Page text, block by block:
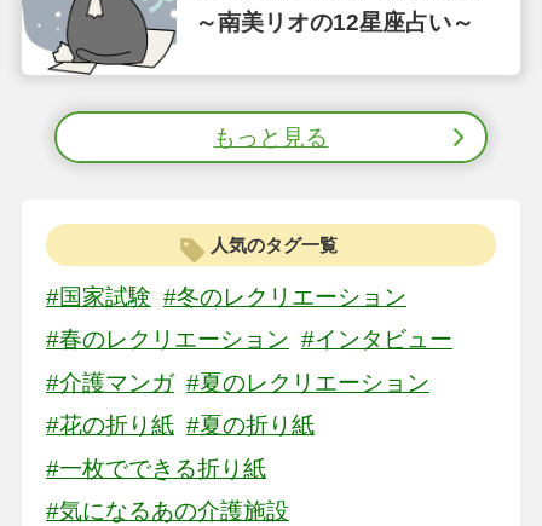
～南美リオの12星座占い～
もっと見る
人気のタグ一覧
#国家試験 #冬のレクリエーション
#春のレクリエーション #インタビュー
#介護マンガ #夏のレクリエーション
#花の折り紙 #夏の折り紙
#一枚でできる折り紙
#気になるあの介護施設